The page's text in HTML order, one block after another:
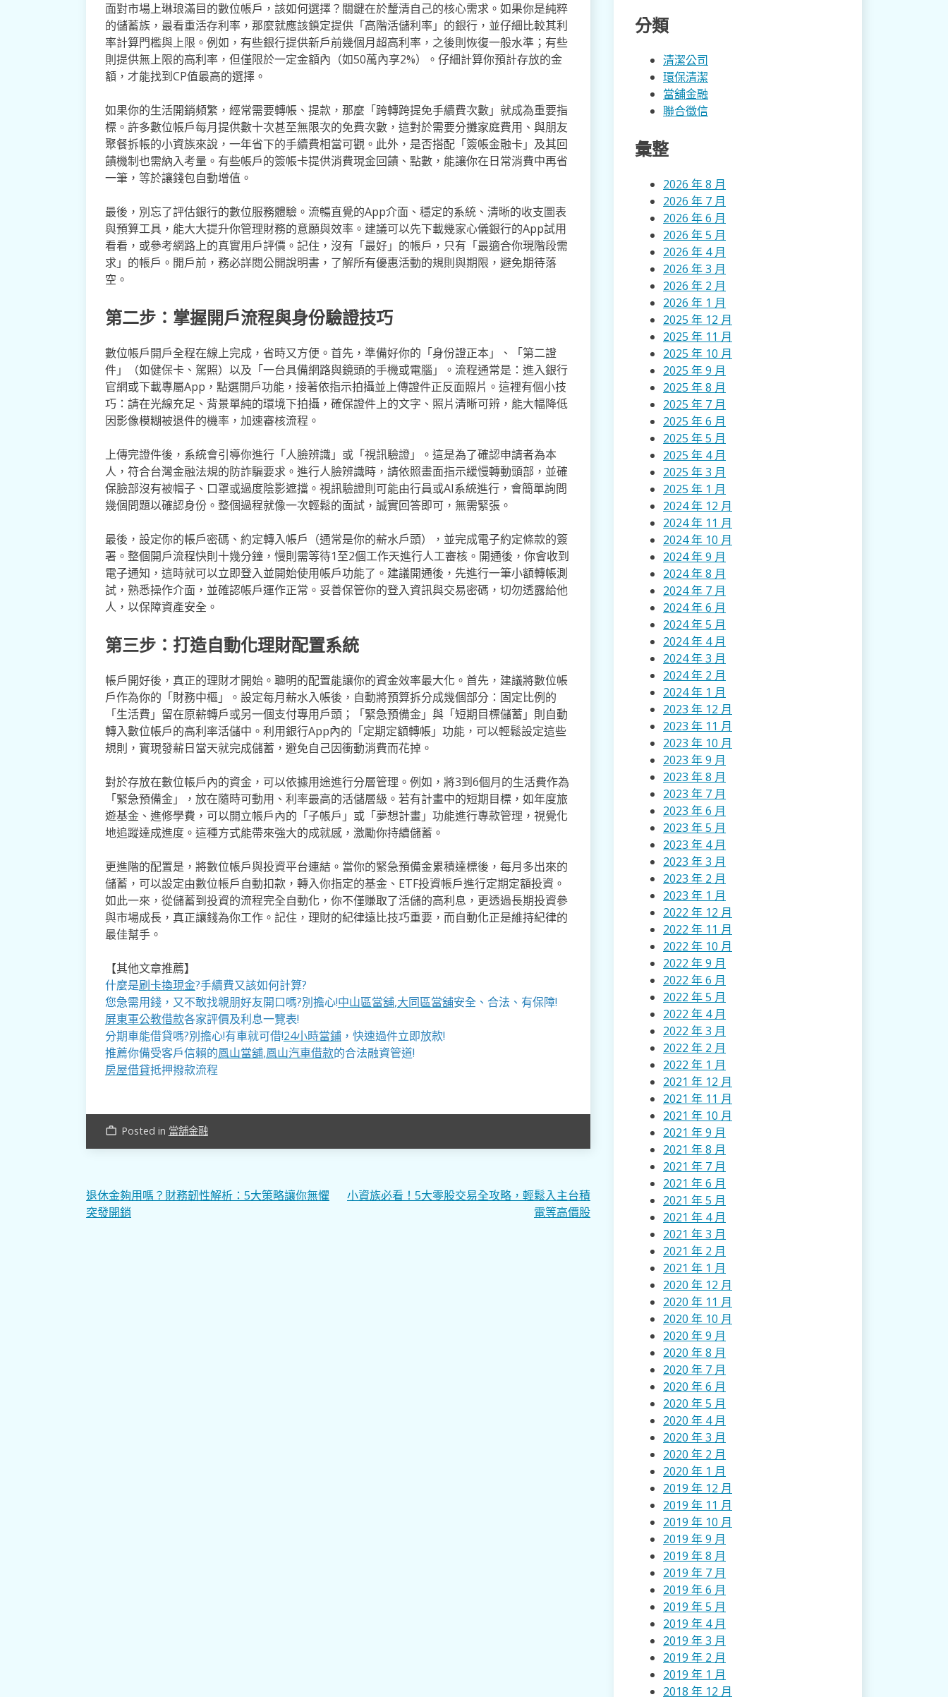
面對市場上琳琅滿目的數位帳戶，該如何選擇？關鍵在於釐清自己的核心需求。如果你是純粹
的儲蓄族，最看重活存利率，那麼就應該鎖定提供「高階活儲利率」的銀行，並仔細比較其利
率計算門檻與上限。例如，有些銀行提供新戶前幾個月超高利率，之後則恢復一般水準；有些
則提供無上限的高利率，但僅限於一定金額內（如50萬內享2%）。仔細計算你預計存放的金
額，才能找到CP值最高的選擇。
如果你的生活開銷頻繁，經常需要轉帳、提款，那麼「跨轉跨提免手續費次數」就成為重要指
標。許多數位帳戶每月提供數十次甚至無限次的免費次數，這對於需要分攤家庭費用、與朋友
聚餐拆帳的小資族來說，一年省下的手續費相當可觀。此外，是否搭配「簽帳金融卡」及其回
饋機制也需納入考量。有些帳戶的簽帳卡提供消費現金回饋、點數，能讓你在日常消費中再省
一筆，等於讓錢包自動增值。
最後，別忘了評估銀行的數位服務體驗。流暢直覺的App介面、穩定的系統、清晰的收支圖表
與預算工具，能大大提升你管理財務的意願與效率。建議可以先下載幾家心儀銀行的App試用
看看，或參考網路上的真實用戶評價。記住，沒有「最好」的帳戶，只有「最適合你現階段需
求」的帳戶。開戶前，務必詳閱公開說明書，了解所有優惠活動的規則與期限，避免期待落
空。
第二步：掌握開戶流程與身份驗證技巧
數位帳戶開戶全程在線上完成，省時又方便。首先，準備好你的「身份證正本」、「第二證
件」（如健保卡、駕照）以及「一台具備網路與鏡頭的手機或電腦」。流程通常是：進入銀行
官網或下載專屬App，點選開戶功能，接著依指示拍攝並上傳證件正反面照片。這裡有個小技
巧：請在光線充足、背景單純的環境下拍攝，確保證件上的文字、照片清晰可辨，能大幅降低
因影像模糊被退件的機率，加速審核流程。
上傳完證件後，系統會引導你進行「人臉辨識」或「視訊驗證」。這是為了確認申請者為本
人，符合台灣金融法規的防詐騙要求。進行人臉辨識時，請依照畫面指示緩慢轉動頭部，並確
保臉部沒有被帽子、口罩或過度陰影遮擋。視訊驗證則可能由行員或AI系統進行，會簡單詢問
幾個問題以確認身份。整個過程就像一次輕鬆的面試，誠實回答即可，無需緊張。
最後，設定你的帳戶密碼、約定轉入帳戶（通常是你的薪水戶頭），並完成電子約定條款的簽
署。整個開戶流程快則十幾分鐘，慢則需等待1至2個工作天進行人工審核。開通後，你會收到
電子通知，這時就可以立即登入並開始使用帳戶功能了。建議開通後，先進行一筆小額轉帳測
試，熟悉操作介面，並確認帳戶運作正常。妥善保管你的登入資訊與交易密碼，切勿透露給他
人，以保障資產安全。
第三步：打造自動化理財配置系統
帳戶開好後，真正的理財才開始。聰明的配置能讓你的資金效率最大化。首先，建議將數位帳
戶作為你的「財務中樞」。設定每月薪水入帳後，自動將預算拆分成幾個部分：固定比例的
「生活費」留在原薪轉戶或另一個支付專用戶頭；「緊急預備金」與「短期目標儲蓄」則自動
轉入數位帳戶的高利率活儲中。利用銀行App內的「定期定額轉帳」功能，可以輕鬆設定這些
規則，實現發薪日當天就完成儲蓄，避免自己因衝動消費而花掉。
對於存放在數位帳戶內的資金，可以依據用途進行分層管理。例如，將3到6個月的生活費作為
「緊急預備金」，放在隨時可動用、利率最高的活儲層級。若有計畫中的短期目標，如年度旅
遊基金、進修學費，可以開立帳戶內的「子帳戶」或「夢想計畫」功能進行專款管理，視覺化
地追蹤達成進度。這種方式能帶來強大的成就感，激勵你持續儲蓄。
更進階的配置是，將數位帳戶與投資平台連結。當你的緊急預備金累積達標後，每月多出來的
儲蓄，可以設定由數位帳戶自動扣款，轉入你指定的基金、ETF投資帳戶進行定期定額投資。
如此一來，從儲蓄到投資的流程完全自動化，你不僅賺取了活儲的高利息，更透過長期投資參
與市場成長，真正讓錢為你工作。記住，理財的紀律遠比技巧重要，而自動化正是維持紀律的
最佳幫手。
【其他文章推薦】
什麼是刷卡換現金?手續費又該如何計算?
您急需用錢，又不敢找親朋好友開口嗎?別擔心!中山區當舖,大同區當舖安全、合法、有保障!
屏東軍公教借款各家評價及利息一覽表!
分期車能借貸嗎?別擔心!有車就可借!24小時當鋪，快速過件立即放款!
推薦你備受客戶信賴的鳳山當舖,鳳山汽車借款的合法融資管道!
房屋借貸抵押撥款流程
work_outline Posted in 當舖金融
文
章
退休金夠用嗎？財務韌性解析：5大策略讓你無懼
突發開銷
小資族必看！5大零股交易全攻略，輕鬆入主台積
電等高價股
分類
清潔公司
環保清潔
當舖金融
聯合徵信
彙整
2026 年 8 月
2026 年 7 月
2026 年 6 月
2026 年 5 月
2026 年 4 月
2026 年 3 月
2026 年 2 月
2026 年 1 月
2025 年 12 月
2025 年 11 月
2025 年 10 月
2025 年 9 月
2025 年 8 月
2025 年 7 月
2025 年 6 月
2025 年 5 月
2025 年 4 月
2025 年 3 月
2025 年 1 月
2024 年 12 月
2024 年 11 月
2024 年 10 月
2024 年 9 月
2024 年 8 月
2024 年 7 月
2024 年 6 月
2024 年 5 月
2024 年 4 月
2024 年 3 月
2024 年 2 月
2024 年 1 月
2023 年 12 月
2023 年 11 月
2023 年 10 月
2023 年 9 月
2023 年 8 月
2023 年 7 月
2023 年 6 月
2023 年 5 月
2023 年 4 月
2023 年 3 月
2023 年 2 月
2023 年 1 月
2022 年 12 月
2022 年 11 月
2022 年 10 月
2022 年 9 月
2022 年 6 月
2022 年 5 月
2022 年 4 月
2022 年 3 月
2022 年 2 月
2022 年 1 月
2021 年 12 月
2021 年 11 月
2021 年 10 月
2021 年 9 月
2021 年 8 月
2021 年 7 月
2021 年 6 月
2021 年 5 月
2021 年 4 月
2021 年 3 月
2021 年 2 月
2021 年 1 月
2020 年 12 月
2020 年 11 月
2020 年 10 月
2020 年 9 月
2020 年 8 月
2020 年 7 月
2020 年 6 月
2020 年 5 月
2020 年 4 月
2020 年 3 月
2020 年 2 月
2020 年 1 月
2019 年 12 月
2019 年 11 月
2019 年 10 月
2019 年 9 月
2019 年 8 月
2019 年 7 月
2019 年 6 月
2019 年 5 月
2019 年 4 月
2019 年 3 月
2019 年 2 月
2019 年 1 月
2018 年 12 月